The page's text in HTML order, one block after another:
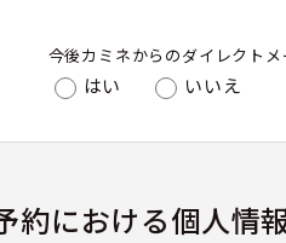
今後カミネからのダイレクト
はい いいえ
約における個人情